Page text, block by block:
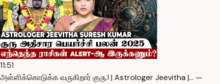
11:51
அள்ளிக்கொடுக்க வருகிறார் குரு.! | Astrologer Jeevitha |… —